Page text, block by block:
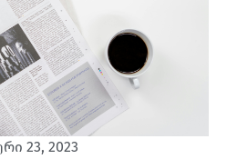
23, 2023